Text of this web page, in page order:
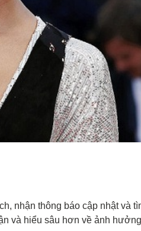
nhận thông báo cập nhật và
và hiểu sâu hơn về ảnh